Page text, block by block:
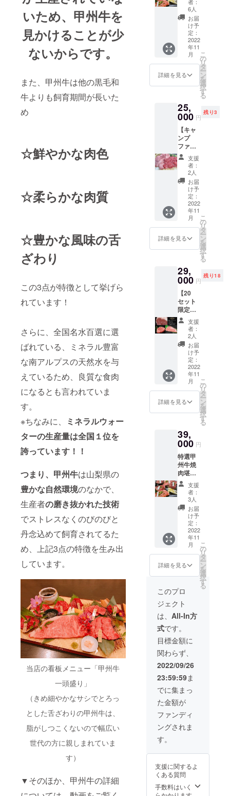
いため、甲州牛を
見かけることが少
ないからです。
また、甲州牛は他の黒毛和
牛よりも飼育期間が長いた
め
☆鮮やかな肉色
☆柔らかな肉質
☆豊かな風味の舌
ざわり
この3点が特徴として挙げら
れています！
さらに、全国名水百選に選
ばれている、ミネラル豊富
な南アルプスの天然水を与
えているため、良質な食肉
になるとも言われていま
す。
※ちなみに、
ミネラルウォー
ターの生産量は全国１位を
誇っています！！
つまり、甲州牛は山梨県の
豊かな自然環境のなかで、
生産者の磨き抜かれた技術
でストレスなくのびのびと
丹念込めて飼育されてるた
め、上記3点の特徴を生み出
しています。
当店の看板メニュー「甲州牛
一頭盛り」
（きめ細やかなサシでとろっ
とした舌ざわりの甲州牛は、
脂がしつこくないので幅広い
世代の方に親しまれていま
す）
▼そのほか、甲州牛の詳細
た。お
召し上
がり方
はレモ
ンと岩
塩、ブ
ラック
ペッ
パーが
一押
し。 当
ジナル
ハン
バーグ
を真空
冷凍す
ること
によっ
て鮮度
をその
ままに
お届け
いたし
ます。
個包装
になっ
ていま
すので
お好き
なタイ
で焼き
立てを
お召し
上がり
くださ
い。 ※
リター
ンの発
送は仕
入れ状
況等に
よって
前後す
る場合
がござ
います
書も添
付しま
すので
お試し
くださ
い。 当
店で仕
入れて
少部位
である
通常の
ハン
バーグ
とは一
味違う
肉々し
いハン
バーグ
に仕上
げまし
た。お
召し上
がり方
はレモ
ンと岩
塩、ブ
ラック
ペッ
パーが
し。 当
店オリ
ジナル
ハン
バーグ
を真空
冷凍す
ること
によっ
て鮮度
をその
ままに
お届け
いたし
ます。
個包装
になっ
ていま
すので
なタイ
ミング
で焼き
立てを
お召し
上がり
くださ
い。 ※
リター
ンの発
送は仕
入れ状
況等に
よって
前後す
る場合
がござ
います
か月間
ていま
すので
お好き
なタイ
ミング
で焼き
立てを
お召し
くださ
い。 ※
送は仕
入れ状
況等に
よって
前後す
る場合
がござ
います
【10％
割引券
有効期
限】発
行から6
か月間
数分の
最初の
ドリン
クサー
ビス
☆
お会計
金額か
ら毎回
月ご来
店でデ
ザート
プレー
トサー
ビス
※姉
妹店
『ホル
モン問
屋肉番
長』で
もラン
チを除
きご利
だけま
す
※有効期
行（受
け取
り）か
ら１年
間とな
りま
す。な
お、
『甲州
精肉酒
臓』で
の受け
渡しと
なりま
す。
受け渡
し時は
ためご
支援い
ただい
た方の
身分証
明書の
ご提示
をお願
いいた
しま
す。
でご利
用いた
だける
10％割
引券］
(送料込
み)+お
礼の手
紙 ①都
専門店
「榎本
ハン
バーグ
研究
所」監
修の甲
州牛
100％ハ
ンバー
グ 真空
冷凍し
ている
ので、
肉の鮮
度が高
い状態
つひと
つ個包
装に
なって
います
ので、
お好み
の数量
をお好
きなタ
イミン
グでお
召し上
がりく
ださ
いしい
焼き方
付しま
すので
お試し
くださ
い。 ②
当店で
仕入れ
ている
希少部
位であ
るタン
を通常
のハン
バーグ
とは一
肉々し
いハン
に仕上
げまし
た。 お
召し上
がり方
はレモ
ンと岩
塩、ブ
ラック
ペッ
パーが
一押
し。 当
店オリ
ジナル
ハン
バーグ
を真空
によっ
て鮮度
をその
ままに
お届け
り＜各
種100ｇ
＞＆
【榎本
ハン
バーグ
研究所
監修】
甲州牛
ハン
バーグ
０ｇ×５
個＞＋
［お店
でご利
用いた
だける
10％割
引券］
(送料込
み)+お
礼の手
自慢の
『甲州
牛』の
希少部
位を５
まに部
位ごと
に真空
冷凍し
お届け
いたし
ます。
内容は
仕入れ
によっ
て異な
ります
が仕入
れ時に
厳選し
た自慢
の逸品
す。 そ
して、
都内有
名ハン
バーグ
専門店
「榎本
ハン
バーグ
研究
所」監
修の甲
州牛
100％ハ
ンバー
冷凍し
ている
肉の鮮
度が高
い状態
でお届
す。 一
つひと
つ個包
装に
なって
います
ので、
お好み
の数量
をお好
きなタ
イミン
グでお
ださ
い。 お
いしい
焼き方
の説明
6人
お届
け予
定：
2022
年11
月
詳細を見る
こ
の
リ
タ
ー
ン
を
選
択
す
る
25,
000 円
残り3
【キャ
ンプ
ファイ
ヤー特
別商品5
セット
限定】
超希少
甲州牛
特選希
少部位
セット
＜甲州
牛タン
300ｇ、
甲州牛
300ｇ＞
＋［お
店でご
利用い
ただけ
る10％
割引
券］(送
料込
み)+お
礼の手
のなか
で断ト
ツ的な
人気を
誇る部
一頭か
ら得ら
れる量
も少な
いた
め、出
荷頭数
の少な
い甲州
牛のタ
ンやハ
ラミと
なる
と、な
かなか
食べる
ことが
です
店は甲
州牛を
一頭買
いして
いるの
で、数
量限定
とはな
が、そ
の希少
なタン
やハラ
ミを特
別にご
用意さ
まし
た！ 食
品表示
ラベル
はイ
支援
者：
2人
お届
け予
定：
2022
年11
月
詳細を見る
こ
の
リ
タ
ー
ン
を
選
択
す
る
29,
000 円
残り18
【20
セット
限定】
【至福
コー
ス】甲
州牛３
大至福
セット
≪シャ
トーブ
リアン
＆リブ
ロース
＆サー
ロイン
200ｇ〉
≫＋
［お店
でご利
用いた
だける
10％割
引券］
(送料込
み)
+お礼の
手紙
当店自
慢の
『甲州
牛』の
上質な
ある脂
を贅沢
にス
テーキ
でご堪
能くだ
さい。
鮮度そ
のまま
に真空
冷凍し
お届け
いたし
ます。
食品表
示ラベ
ルはイ
メージ
※リター
ンの発
送は仕
入れ状
況等に
支援
者：
2人
お届
け予
定：
2022
年11
月
詳細を見る
こ
の
リ
タ
ー
ン
を
選
択
す
る
39,
000 円
特選甲
州牛焼
肉堪能
セット
５点盛
り＜各
種200ｇ
＞＆
【榎本
ハン
バーグ
研究所
監修】
甲州牛
ハン
バーグ
＜１８
０ｇ×10
個＞＋
［お店
でご利
用いた
だける
10％割
引券］
(送料込
み)+お
礼の手
紙 当店
自慢の
『甲州
牛』の
希少部
位を５
そのま
位ごと
に真空
冷凍し
お届け
支援
者：
3人
お届
け予
定：
2022
年11
月
詳細を見る
こ
の
リ
タ
ー
ン
を
選
択
す
る
このプロ
ジェクト
は、 All-In方
式です。
目標金額に
関わらず、
2022/09/26
23:59:59ま
でに集まっ
た金額が
ファンディ
ングされま
す。
支援に関するよ
くある質問
手数料はいく